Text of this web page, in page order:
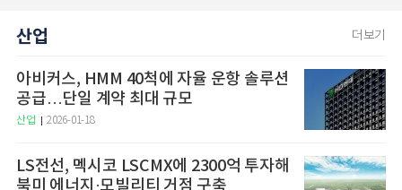
산업 더보기
아비커스, HMM 40척에 자율 운항 솔루션
공급…단일 계약 최대 규모
산업 2026-01-18
LS전선, 멕시코 LSCMX에 2300억 투자해